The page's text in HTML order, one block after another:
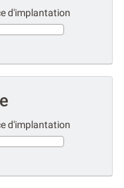
d'implantation
d'implantation